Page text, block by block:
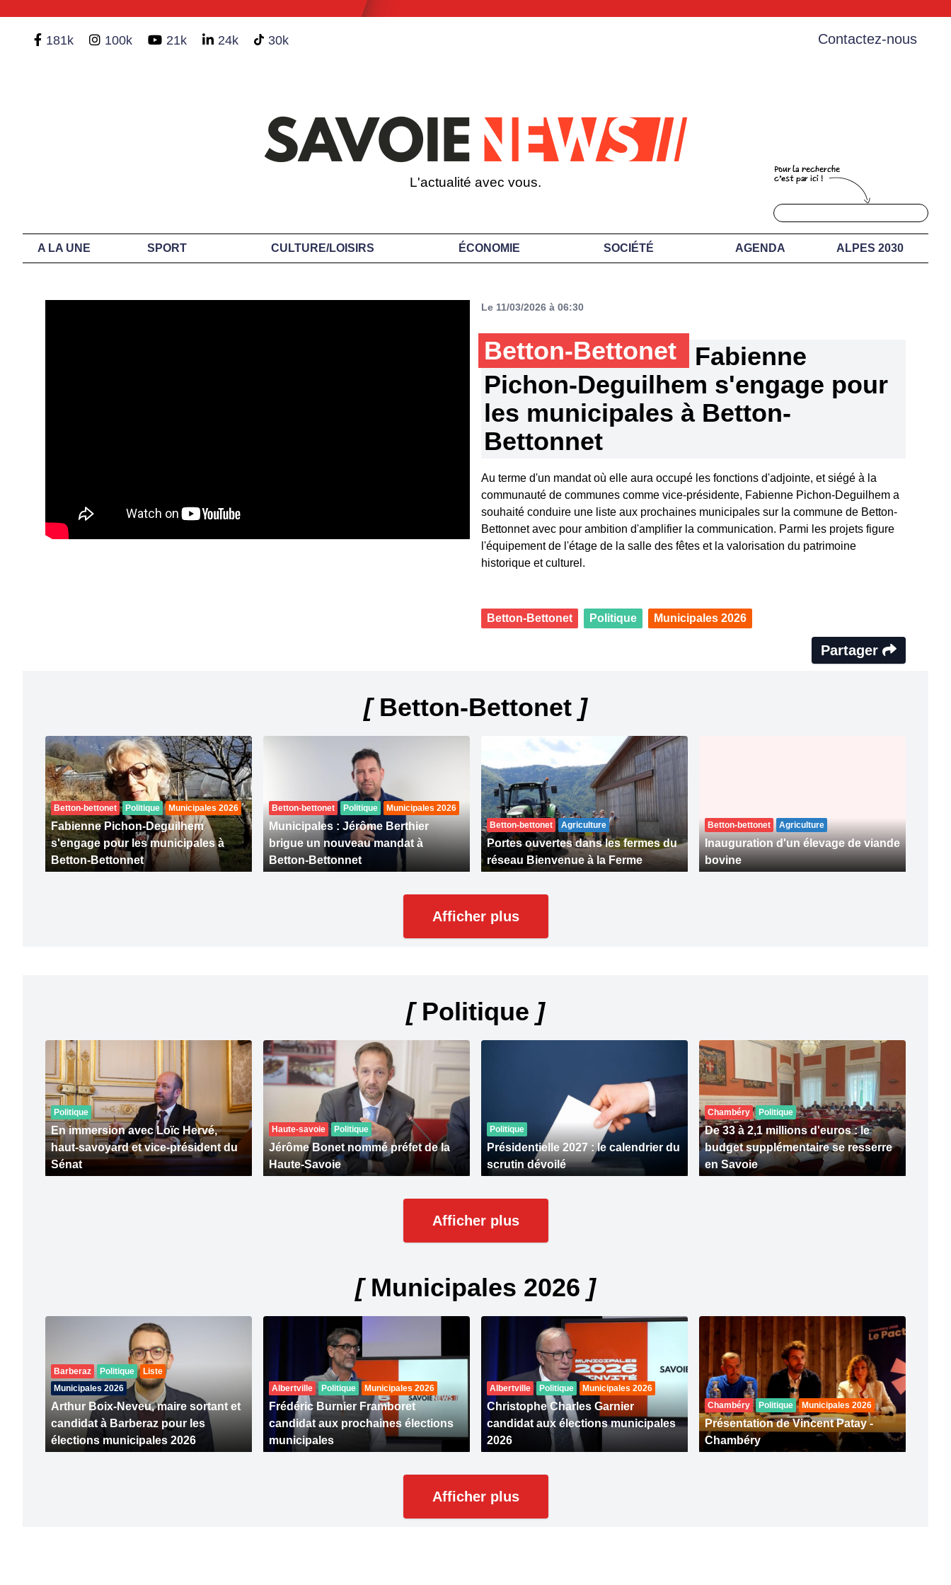
181k 100k 21k 24k 30k Contactez-nous
L'actualité avec vous.
A LA UNE SPORT CULTURE/LOISIRS ÉCONOMIE SOCIÉTÉ AGENDA ALPES 2030
Le 11/03/2026 à 06:30
Betton-Bettonet
Fabienne
Pichon-Deguilhem s'engage pour
les municipales à Betton-
Bettonnet
Au terme d'un mandat où elle aura occupé les fonctions d'adjointe, et siégé à la
communauté de communes comme vice-présidente, Fabienne Pichon-Deguilhem a
souhaité conduire une liste aux prochaines municipales sur la commune de Betton-
Bettonnet avec pour ambition d'amplifier la communication. Parmi les projets figure
l'équipement de l'étage de la salle des fêtes et la valorisation du patrimoine
historique et culturel.
Betton-Bettonet Politique Municipales 2026
Partager
[Betton-Bettonet ]
Betton-bettonet Politique Municipales 2026
Fabienne Pichon-Deguilhem
s'engage pour les municipales à
Betton-Bettonnet
Betton-bettonet Politique Municipales 2026
Municipales : Jérôme Berthier
brigue un nouveau mandat à
Betton-Bettonnet
Betton-bettonet Agriculture
Portes ouvertes dans les fermes du
réseau Bienvenue à la Ferme
Betton-bettonet Agriculture
Inauguration d'un élevage de viande
bovine
Afficher plus
[Politique ]
Politique
En immersion avec Loïc Hervé,
haut-savoyard et vice-président du
Sénat
Haute-savoie Politique
Jérôme Bonet nommé préfet de la
Haute-Savoie
Politique
Présidentielle 2027 : le calendrier du
scrutin dévoilé
Chambéry Politique
De 33 à 2,1 millions d'euros : le
budget supplémentaire se resserre
en Savoie
Afficher plus
[Municipales 2026 ]
Barberaz Politique
Liste
Municipales 2026
Arthur Boix-Neveu, maire sortant et
candidat à Barberaz pour les
élections municipales 2026
Albertville Politique Municipales 2026
Frédéric Burnier Framboret
candidat aux prochaines élections
municipales
Albertville Politique Municipales 2026
Christophe Charles Garnier
candidat aux élections municipales
2026
Chambéry Politique Municipales 2026
Présentation de Vincent Patay -
Chambéry
Afficher plus